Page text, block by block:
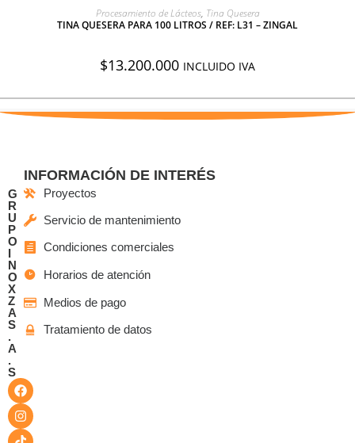
AGREGAR A COTIZACIÓN
Procesamiento de Lácteos, Tina Quesera
TINA QUESERA PARA 100 LITROS / REF: L31 – ZINGAL
$13.200.000 INCLUIDO IVA
G
R
U
P
O
I
N
O
X
Z
A
S
.
A
.
S
INFORMACIÓN DE INTERÉS
Proyectos
Servicio de mantenimiento
Condiciones comerciales
Horarios de atención
Medios de pago
Tratamiento de datos